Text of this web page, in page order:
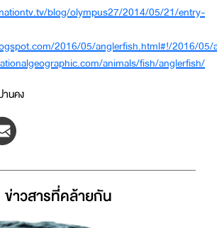
blog/olympus27/2014/05/21/entry-
2016/05/anglerfish.html#!/2016/05/
animals/fish/anglerfish/
านคง
ข่าวสารที่่คล้ายกัน